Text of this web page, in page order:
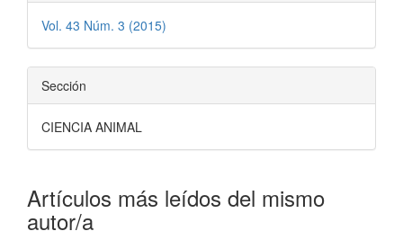
Vol. 43 Núm. 3 (2015)
Sección
CIENCIA ANIMAL
Artículos más leídos del mismo
autor/a